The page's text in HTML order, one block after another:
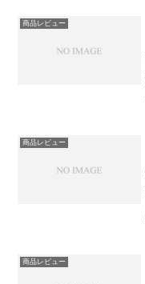
商品レビュー
商品レビュー
商品レビュー